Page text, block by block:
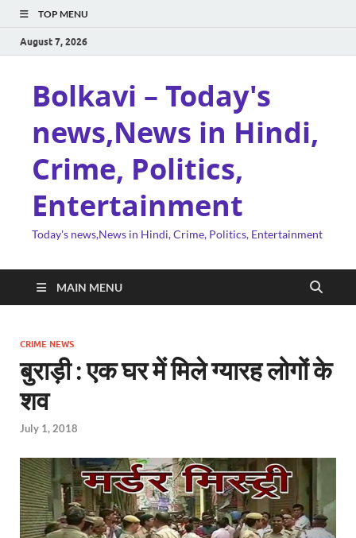
TOP MENU
August 7, 2026
Bolkavi – Today's
news,News in Hindi,
Crime, Politics,
Entertainment
Today's news,News in Hindi, Crime, Politics, Entertainment
MAIN MENU
CRIME NEWS
बुराड़ी : एक घर में मिले ग्‍यारह लोगों के
शव
July 1, 2018